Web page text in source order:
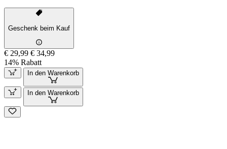
Geschenk beim Kauf
€ 29,99 € 34,99
14% Rabatt
In den Warenkorb
In den Warenkorb